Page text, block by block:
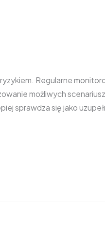
Regularne
możliwych
sprawdza się jako